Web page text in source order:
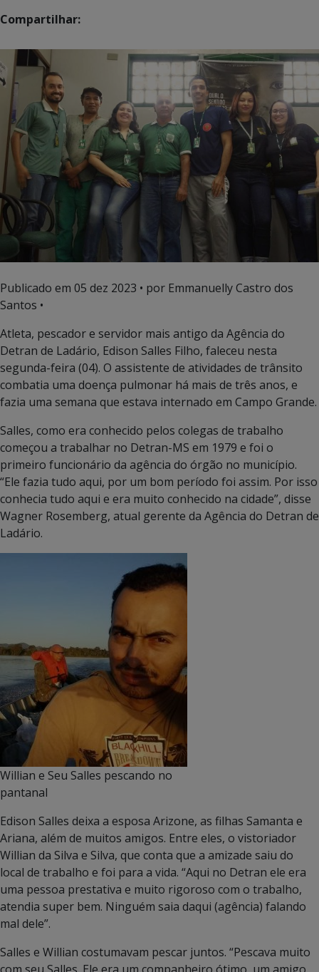
Compartilhar:
Publicado em 05 dez 2023 • por Emmanuelly Castro dos
Santos •
Atleta, pescador e servidor mais antigo da Agência do
Detran de Ladário, Edison Salles Filho, faleceu nesta
segunda-feira (04). O assistente de atividades de trânsito
combatia uma doença pulmonar há mais de três anos, e
fazia uma semana que estava internado em Campo Grande.
Salles, como era conhecido pelos colegas de trabalho
começou a trabalhar no Detran-MS em 1979 e foi o
primeiro funcionário da agência do órgão no município.
“Ele fazia tudo aqui, por um bom período foi assim. Por isso
conhecia tudo aqui e era muito conhecido na cidade”, disse
Wagner Rosemberg, atual gerente da Agência do Detran de
Ladário.
Willian e Seu Salles pescando no
pantanal
Edison Salles deixa a esposa Arizone, as filhas Samanta e
Ariana, além de muitos amigos. Entre eles, o vistoriador
Willian da Silva e Silva, que conta que a amizade saiu do
local de trabalho e foi para a vida. “Aqui no Detran ele era
uma pessoa prestativa e muito rigoroso com o trabalho,
atendia super bem. Ninguém saia daqui (agência) falando
mal dele”.
Salles e Willian costumavam pescar juntos. “Pescava muito